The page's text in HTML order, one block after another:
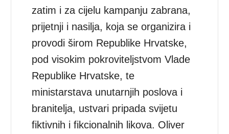
zatim i za cijelu kampanju zabrana,
prijetnji i nasilja, koja se organizira i
provodi širom Republike Hrvatske,
pod visokim pokroviteljstvom Vlade
Republike Hrvatske, te
ministarstava unutarnjih poslova i
branitelja, ustvari pripada svijetu
fiktivnih i fikcionalnih likova. Oliver